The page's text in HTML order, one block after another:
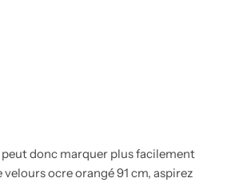
donc marquer plus facilement
ocre orangé 91 cm, aspirez